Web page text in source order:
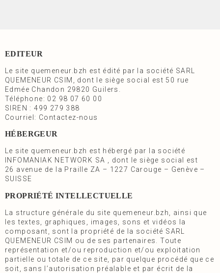
EDITEUR
Le site quemeneur.bzh est édité par la société SARL
QUEMENEUR CSIM, dont le siège social est 50 rue
Edmée Chandon 29820 Guilers.
Téléphone: 02 98 07 60 00
SIREN : 499 279 388
Courriel: Contactez-nous
HÉBERGEUR
Le site quemeneur.bzh est hébergé par la société
INFOMANIAK NETWORK SA , dont le siège social est
26 avenue de la Praille ZA – 1227 Carouge – Genève –
SUISSE
PROPRIÉTÉ INTELLECTUELLE
La structure générale du site quemeneur.bzh
, ainsi que
les textes, graphiques, images, sons et vidéos la
composant, sont la propriété de la société SARL
QUEMENEUR CSIM ou de ses partenaires. Toute
représentation et/ou reproduction et/ou exploitation
partielle ou totale de ce site, par quelque procédé que ce
soit, sans l’autorisation préalable et par écrit de la